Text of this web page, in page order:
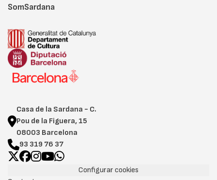
SomSardana
Casa de la Sardana - C.
Pou de la Figuera, 15
08003 Barcelona
93 319 76 37
Configurar cookies